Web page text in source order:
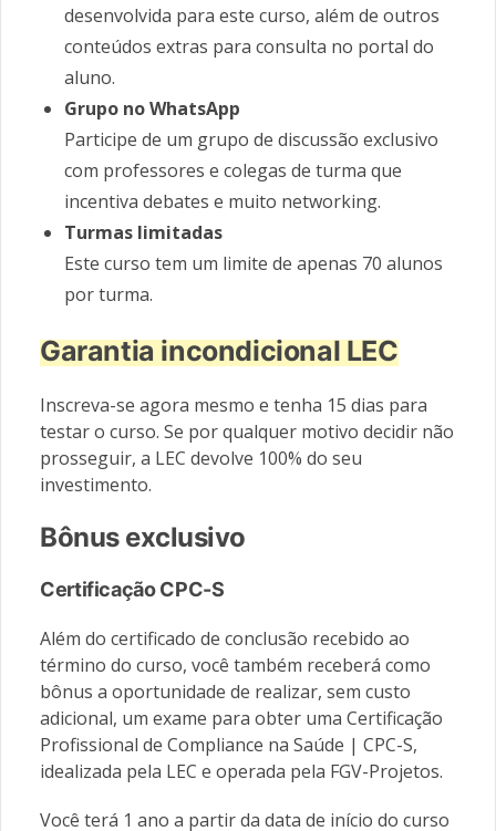
desenvolvida para este curso, além de outros
conteúdos extras para consulta no portal do
aluno.
Grupo no WhatsApp
Participe de um grupo de discussão exclusivo
com professores e colegas de turma que
incentiva debates e muito networking.
Turmas limitadas
Este curso tem um limite de apenas 70 alunos
por turma.
Garantia incondicional LEC
Inscreva-se agora mesmo e tenha 15 dias para
testar o curso. Se por qualquer motivo decidir não
prosseguir, a LEC devolve 100% do seu
investimento.
Bônus exclusivo
Certificação CPC-S
Além do certificado de conclusão recebido ao
término do curso, você também receberá como
bônus a oportunidade de realizar, sem custo
adicional, um exame para obter uma Certificação
Profissional de Compliance na Saúde | CPC-S,
idealizada pela LEC e operada pela FGV-Projetos.
Você terá 1 ano a partir da data de início do curso